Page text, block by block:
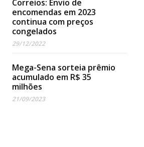
Correios: Envio de
encomendas em 2023
continua com preços
congelados
29/12/2022
Mega-Sena sorteia prêmio
acumulado em R$ 35
milhões
21/09/2023